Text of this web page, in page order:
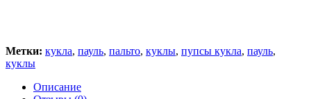
Метки: кукла, пауль, пальто, куклы, пупсы кукла, пауль,
куклы
Описание